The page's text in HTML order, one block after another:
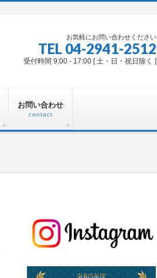
お気軽にお問い合わせください
TEL 04-2941-2512
受付時間 9:00 - 17:00 [ 土・日・祝日除く ]
お問い合わせ
contact